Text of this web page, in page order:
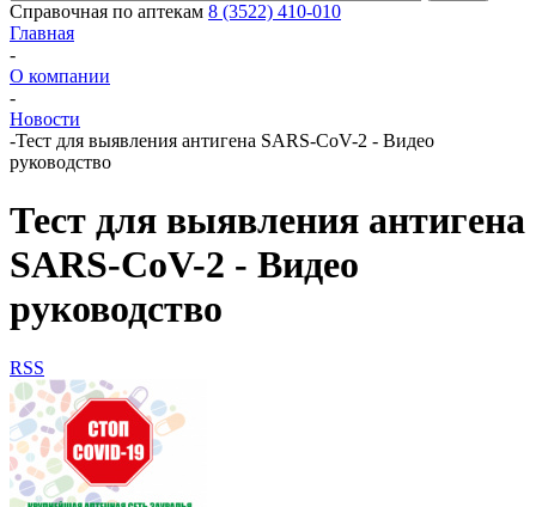
Справочная по аптекам 8 (3522) 410-010
Главная
-
О компании
-
Новости
-Тест для выявления антигена SARS-CoV-2 - Видео
руководство
Тест для выявления антигена
SARS-CoV-2 - Видео
руководство
RSS